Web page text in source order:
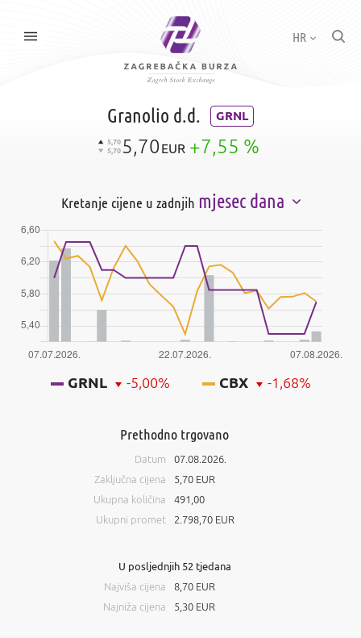
HR
Granolio d.d. GRNL
5,70
5,70 5,70EUR +7,55 %
Prethodno trgovano
Datum
07.08.2026.
Zaključna cijena
5,70 EUR
Ukupna količina
491,00
Ukupni promet
2.798,70 EUR
U posljednjih 52 tjedana
Najviša cijena
8,70 EUR
Najniža cijena
5,30 EUR
Kretanje cijene u zadnjih mjesec dana
GRNL -5,00% CBX -1,68%